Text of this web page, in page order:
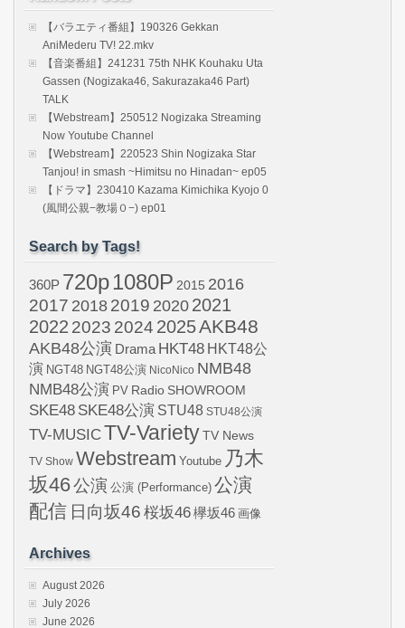
【バラエティ番組】190326 Gekkan
AniMederu TV! 22.mkv
【音楽番組】241231 75th NHK Kouhaku Uta
Gassen (Nogizaka46, Sakurazaka46 Part)
TALK
【Webstream】250512 Nogizaka Streaming
Now Youtube Channel
【Webstream】220523 Shin Nogizaka Star
Tanjou! in smash ~Himitsu no Hinadan~ ep05
【ドラマ】230410 Kazama Kimichika Kyojo 0
(風間公親−教場０−) ep01
Search by Tags!
360P 720p1080P 2015 2016
2017 2018 2019 20202021
2022 2023 2024 2025AKB48
AKB48公演 Drama HKT48 HKT48公
演 NGT48 NGT48公演 NicoNico NMB48
NMB48公演 PV Radio SHOWROOM
SKE48 SKE48公演 STU48 STU48公演
TV-MUSICTV-VarietyTV News
TV Show Webstream Youtube 乃木
坂46公演 公演 (Performance) 公演
配信 日向坂46 桜坂46欅坂46 画像
Archives
August 2026
July 2026
June 2026